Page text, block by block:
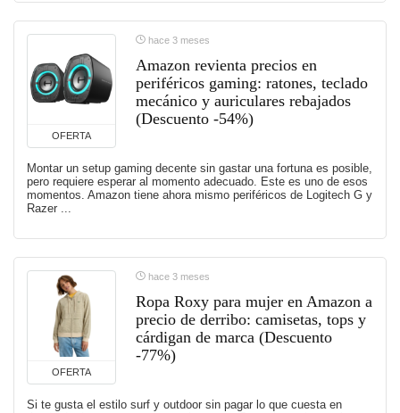
OFERTA
hace 3 meses
Amazon revienta precios en
periféricos gaming: ratones, teclado
mecánico y auriculares rebajados
(Descuento -54%)
Montar un setup gaming decente sin gastar una fortuna es posible,
pero requiere esperar al momento adecuado. Este es uno de esos
momentos. Amazon tiene ahora mismo periféricos de Logitech G y
Razer ...
OFERTA
hace 3 meses
Ropa Roxy para mujer en Amazon a
precio de derribo: camisetas, tops y
cárdigan de marca (Descuento
-77%)
Si te gusta el estilo surf y outdoor sin pagar lo que cuesta en